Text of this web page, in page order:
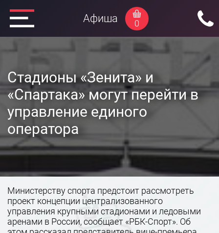
Афиша 0
Стадионы «Зенита» и
«Спартака» могут перейти в
управление единого
оператора
Министерству спорта предстоит рассмотреть
проект концепции централизованного
управления крупными стадионами и ледовыми
аренами в России, сообщает «РБК-Спорт». Об